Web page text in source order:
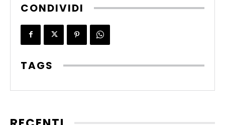
CONDIVIDI
TAGS